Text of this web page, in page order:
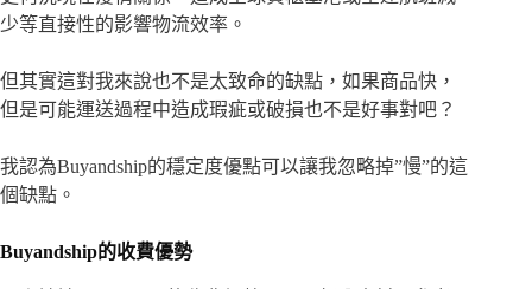
少等直接性的影響物流效率。
但其實這對我來說也不是太致命的缺點，如果商品快，
但是可能運送過程中造成瑕疵或破損也不是好事對吧？
我認為Buyandship的穩定度優點可以讓我忽略掉”慢”的這
個缺點。
Buyandship的收費優勢